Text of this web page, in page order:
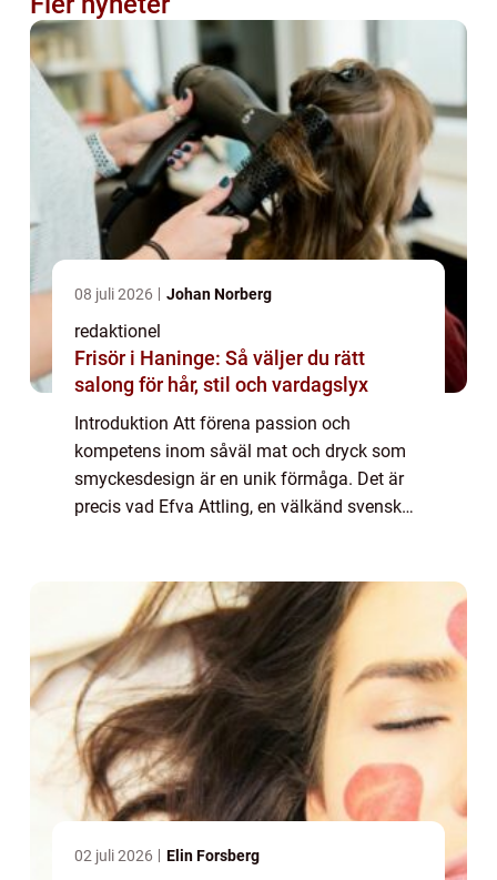
08 juli 2026 Johan Norberg
redaktionel
Frisör i Haninge: Så väljer du rätt
salong för hår, stil och vardagslyx
Introduktion Att förena passion och
kompetens inom såväl mat och dryck som
smyckesdesign är en unik förmåga. Det är
precis vad Efva Attling, en välkänd svensk
Attling Smycke...
02 juli 2026 Elin Forsberg